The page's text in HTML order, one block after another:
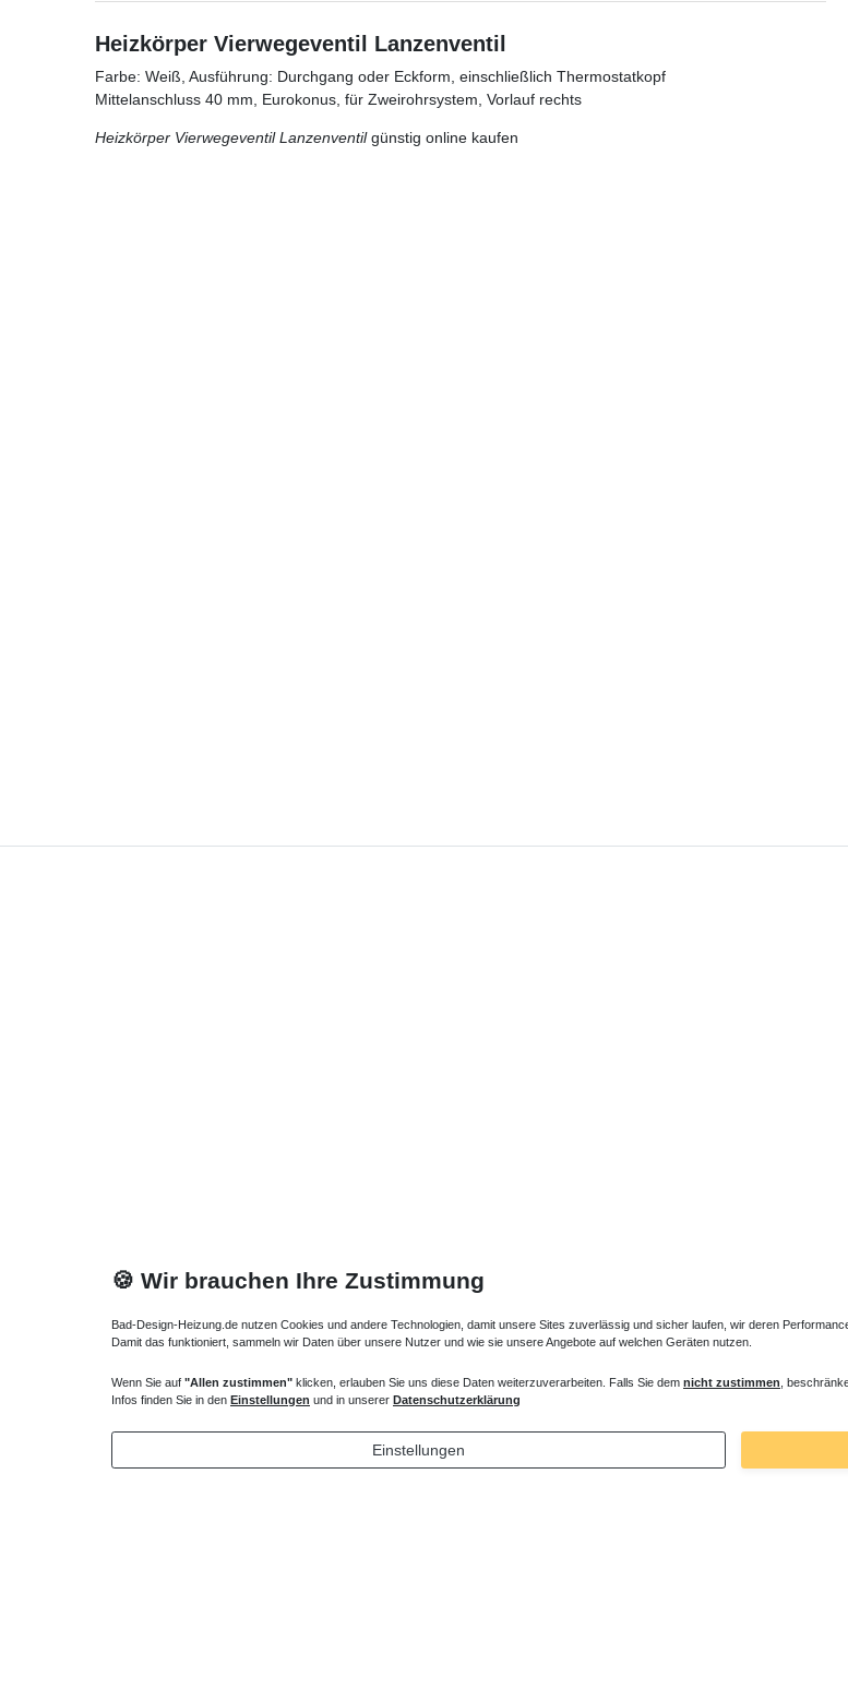
Heizkörper Vierwegeventil Lanzenventil
Farbe: Weiß, Ausführung: Durchgang oder Eckform, einschließlich Thermostatkopf
Mittelanschluss 40 mm, Eurokonus, für Zweirohrsystem, Vorlauf rechts
Heizkörper Vierwegeventil Lanzenventilgünstig online kaufen
Design Handtuchheizkörper gebogen 1700 x 500
mm 1506 Watt
778,96 € *
Badheizkörper vertikal 1600 x ab 450 mm ab 695
Watt
322,40 € *
*inkl. ges. MwSt.
Badheizkörper
347,36 € *
🍪 Wir brauchen Ihre Zustimmung
Bad-Design-Heizung.de nutzen Cookies und andere Technologien, damit unsere Sites zuverlässig und sicher laufen, wir deren
Damit das funktioniert, sammeln wir Daten über unsere Nutzer und wie sie unsere Angebote auf welchen Geräten nutzen.
Wenn Sie auf "Allen zustimmen" klicken, erlauben Sie uns diese Daten weiterzuverarbeiten. Falls Sie dem nicht zustimmen ,
Infos finden Sie in den Einstellungen und in unserer Datenschutzerklärung
Einstellungen